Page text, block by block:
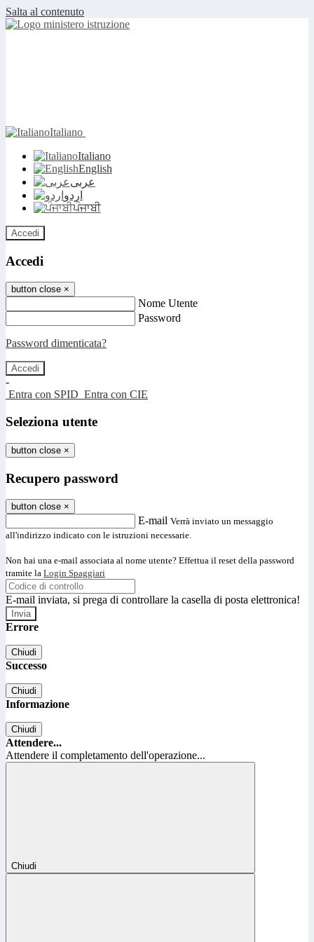
Salta al contenuto
Italiano
Italiano
English
عربى
اردو
ਪੰਜਾਬੀ
Accedi
Accedi
button close ×
Nome Utente
Password
Password dimenticata?
-
Entra con SPID Entra con CIE
Seleziona utente
button close ×
Recupero password
button close ×
E-mail Verrà inviato un messaggio
all'indirizzo indicato con le istruzioni necessarie.
Non hai una e-mail associata al nome utente? Effettua il reset della password
tramite la Login Spaggiari
E-mail inviata, si prega di controllare la casella di posta elettronica!
Errore
Chiudi
Successo
Chiudi
Informazione
Chiudi
Attendere...
Attendere il completamento dell'operazione...
Chiudi